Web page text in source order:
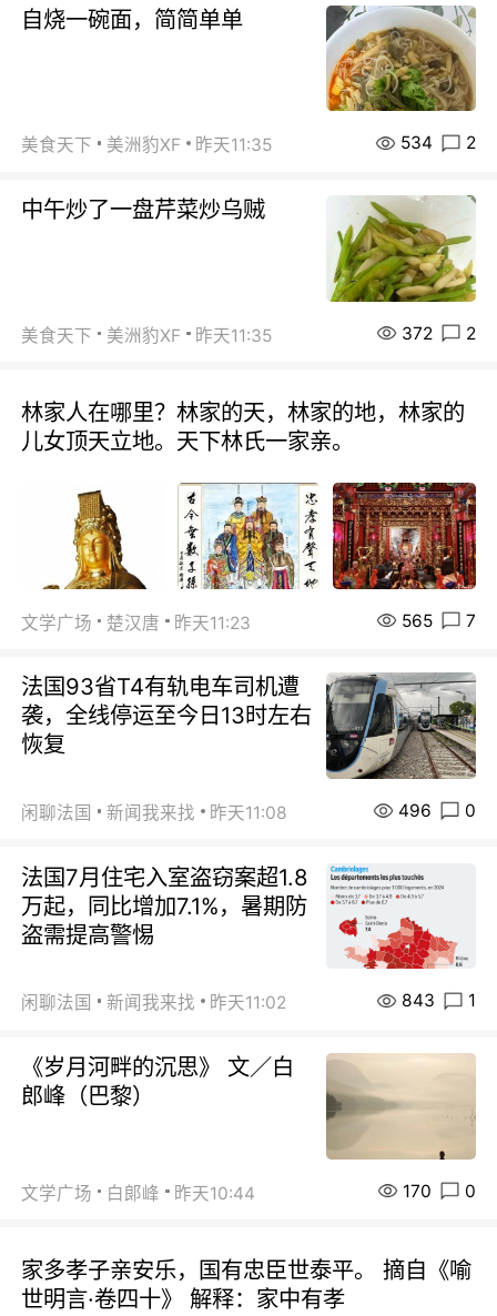
自烧一碗面，简简单单
美食天下 美洲豹XF 昨天11:35 534 2
中午炒了一盘芹菜炒乌贼
美食天下 美洲豹XF 昨天11:35 372 2
林家人在哪里？林家的天，林家的地，林家的
儿女顶天立地。天下林氏一家亲。
文学广场 楚汉唐 昨天11:23 565 7
法国93省T4有轨电车司机遭
袭，全线停运至今日13时左右
恢复
闲聊法国 新闻我来找 昨天11:08 496 0
法国7月住宅入室盗窃案超1.8
万起，同比增加7.1%，暑期防
盗需提高警惕
闲聊法国 新闻我来找 昨天11:02 843 1
《岁月河畔的沉思》 文／白
郎峰（巴黎）
文学广场 白郞峰 昨天10:44 170 0
家多孝子亲安乐，国有忠臣世泰平。 摘自《喻
世明言·卷四十》 解释：家中有孝